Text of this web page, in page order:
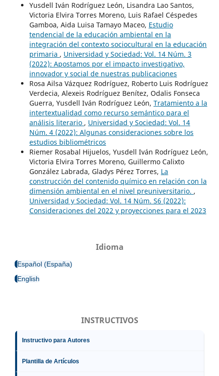
Yusdell Iván Rodríguez León, Lisandra Lao Santos,
Victoria Elvira Torres Moreno, Luis Rafael Céspedes
Gamboa, Aida Luisa Tamayo Maceo, Estudio
tendencial de la educación ambiental en la
integración del contexto sociocultural en la educación
primaria , Universidad y Sociedad: Vol. 14 Núm. 3
(2022): Apostamos por el impacto investigativo,
innovador y social de nuestras publicaciones
Rosa Ailsa Vázquez Rodríguez, Roberto Luis Rodríguez
Verdecia, Alexeis Rodríguez Benítez, Odalis Fonseca
Guerra, Yusdell Iván Rodríguez León, Tratamiento a la
intertextualidad como recurso semántico para el
análisis literario , Universidad y Sociedad: Vol. 14
Núm. 4 (2022): Algunas consideraciones sobre los
estudios bibliométricos
Riemer Rosabal Hijuelos, Yusdell Iván Rodríguez León,
Victoria Elvira Torres Moreno, Guillermo Calixto
González Labrada, Gladys Pérez Torres, La
construcción del contenido químico en relación con la
dimensión ambiental en el nivel preuniversitario. ,
Universidad y Sociedad: Vol. 14 Núm. S6 (2022):
Consideraciones del 2022 y proyecciones para el 2023
Idioma
Español (España)
English
INSTRUCTIVOS
Instructivo para Autores
Plantilla de Artículos